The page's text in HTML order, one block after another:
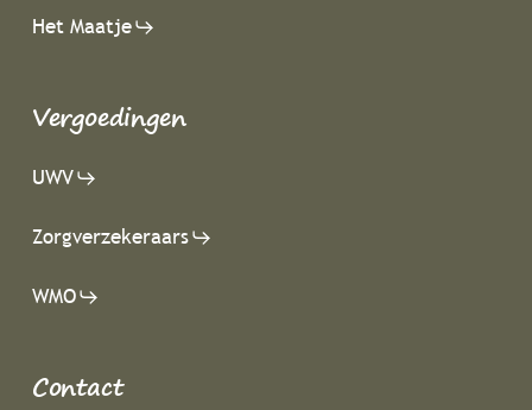
Het Maatje
Vergoedingen
UWV
Zorgverzekeraars
WMO
Contact